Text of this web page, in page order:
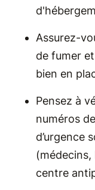
Assurez-
de fumer
bien en
Pensez à
numéros
d’urgence
centre